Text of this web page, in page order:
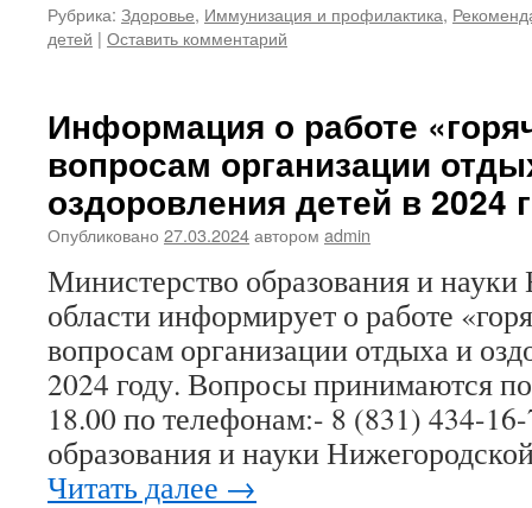
Рубрика: Здоровье, Иммунизация и профилактика,
детей | Оставить комментарий
Информация о работе
вопросам организации
оздоровления детей в 2024
Опубликовано 27.03.2024автором admin
Министерство образования и
области информирует о работе
вопросам организации отдыха и
2024 году. Вопросы принимаются
18.00 по телефонам:- 8 (831) 434-
образования и науки
Читать далее →